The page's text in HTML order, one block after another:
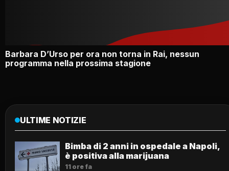
Barbara D’Urso per ora non torna in Rai, nessun
programma nella prossima stagione
ULTIME NOTIZIE
Bimba di 2 anni in ospedale a Napoli,
è positiva alla marijuana
11 ore fa